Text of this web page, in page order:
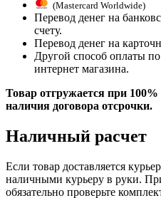
(Mastercard Worldwide)
Перевод денег на
счету.
Перевод денег на
Другой способ оплаты
интернет магазина.
Товар отгружается при
наличия договора отсрочки.
Наличный расчет
Если товар доставляется
наличными курьеру в руки.
обязательно проверьте